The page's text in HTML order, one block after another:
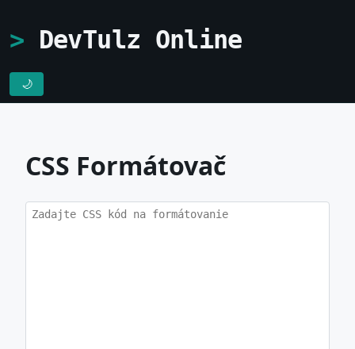
DevTulz Online
🌙
CSS Formátovač